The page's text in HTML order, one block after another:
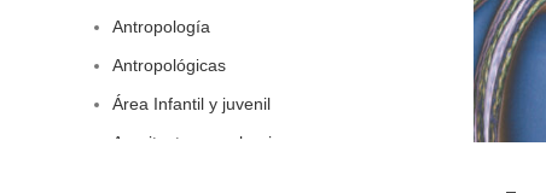
Antropología
Antropológicas
Área Infantil y juvenil
Arquitectura y urbanismo